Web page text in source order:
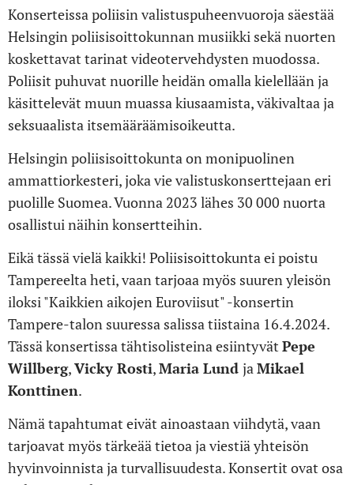
Konserteissa poliisin valistuspuheenvuoroja säestää
Helsingin poliisisoittokunnan musiikki sekä nuorten
koskettavat tarinat videotervehdysten muodossa.
Poliisit puhuvat nuorille heidän omalla kielellään ja
käsittelevät muun muassa kiusaamista, väkivaltaa ja
seksuaalista itsemääräämisoikeutta.
Helsingin poliisisoittokunta on monipuolinen
ammattiorkesteri, joka vie valistuskonserttejaan eri
puolille Suomea. Vuonna 2023 lähes 30 000 nuorta
osallistui näihin konsertteihin.
Eikä tässä vielä kaikki! Poliisisoittokunta ei poistu
Tampereelta heti, vaan tarjoaa myös suuren yleisön
iloksi "Kaikkien aikojen Euroviisut" -konsertin
Tampere-talon suuressa salissa tiistaina 16.4.2024.
Tässä konsertissa tähtisolisteina esiintyvät Pepe
Willberg,Vicky Rosti,Maria Lund jaMikael
Konttinen.
Nämä tapahtumat eivät ainoastaan viihdytä, vaan
tarjoavat myös tärkeää tietoa ja viestiä yhteisön
hyvinvoinnista ja turvallisuudesta. Konsertit ovat osa